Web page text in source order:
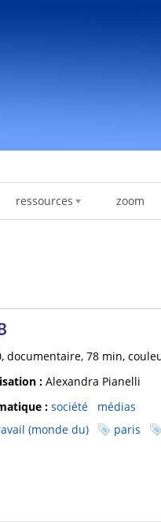
ressources zoom
documentaire, 78 min,
: Alexandra Pianelli
: société
médias
(monde du)
paris